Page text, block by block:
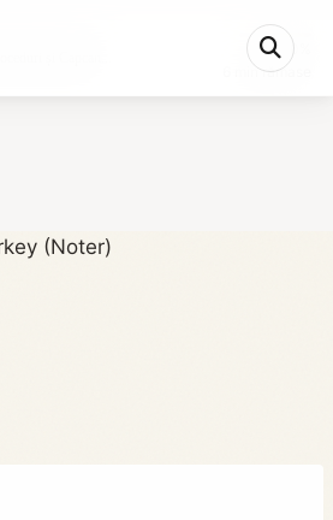
și Capcan...
6 min rămase